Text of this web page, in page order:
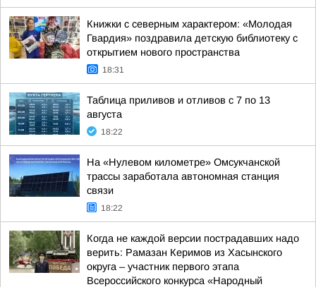
Книжки с северным характером: «Молодая
Гвардия» поздравила детскую библиотеку с
открытием нового пространства
18:31
Таблица приливов и отливов с 7 по 13
августа
18:22
На «Нулевом километре» Омсукчанской
трассы заработала автономная станция
связи
18:22
Когда не каждой версии пострадавших надо
верить: Рамазан Керимов из Хасынского
округа – участник первого этапа
Всероссийского конкурса «Народный